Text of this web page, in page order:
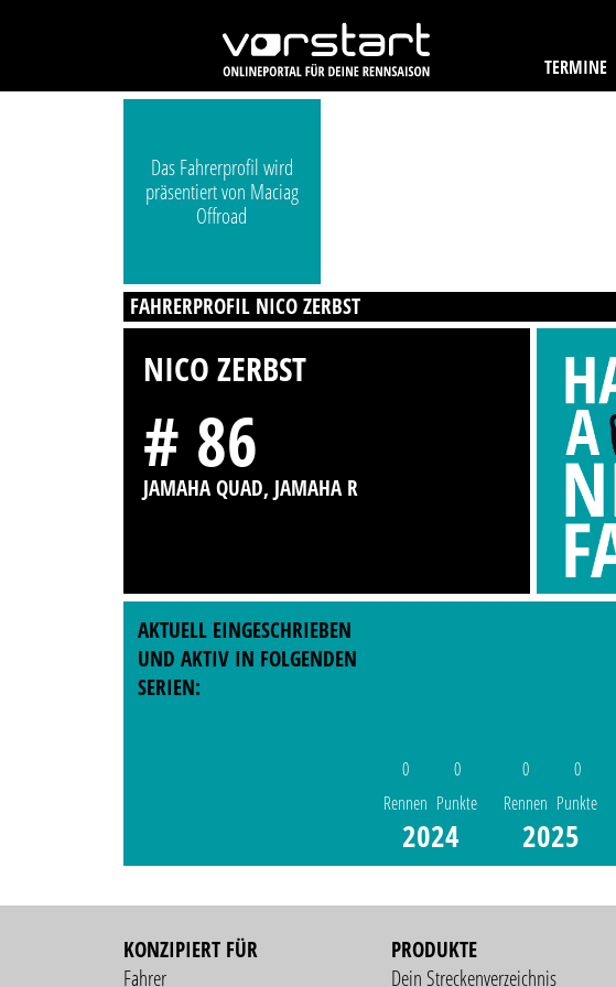
TERMINE
Das Fahrerprofil wird
präsentiert von Maciag
Offroad
FAHRERPROFIL NICO ZERBST
NICO ZERBST
# 86
JAMAHA QUAD, JAMAHA R
AKTUELL EINGESCHRIEBEN
UND AKTIV IN FOLGENDEN
SERIEN:
0
Rennen
0
Punkte
2024
0
Rennen
0
Punkte
2025
KONZIPIERT FÜR
Fahrer
PRODUKTE
Dein Streckenverzeichnis